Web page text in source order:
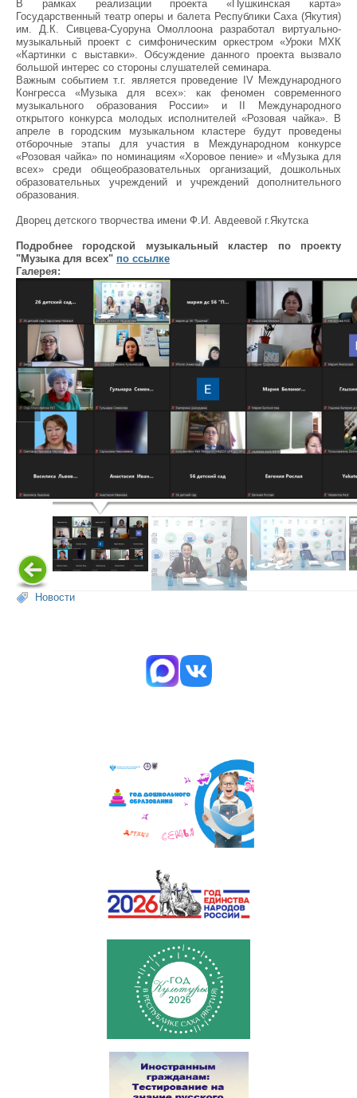
В рамках реализации проекта «Пушкинская карта»
Государственный театр оперы и балета Республики Саха (Якутия)
им. Д.К. Сивцева-Суоруна Омоллоона разработал виртуально-
музыкальный проект с симфоническим оркестром «Уроки МХК
«Картинки с выставки». Обсуждение данного проекта вызвало
большой интерес со стороны слушателей семинара.
Важным событием т.г. является проведение IV Международного
Конгресса «Музыка для всех»: как феномен современного
музыкального образования России» и II Международного
открытого конкурса молодых исполнителей «Розовая чайка». В
апреле в городским музыкальном кластере будут проведены
отборочные этапы для участия в Международном конкурсе
«Розовая чайка» по номинациям «Хоровое пение» и «Музыка для
всех» среди общеобразовательных организаций, дошкольных
образовательных учреждений и учреждений дополнительного
образования.
Дворец детского творчества имени Ф.И. Авдеевой г.Якутска
Подробнее городской музыкальный кластер по проекту
"Музыка для всех" по ссылке
Галерея:
Новости